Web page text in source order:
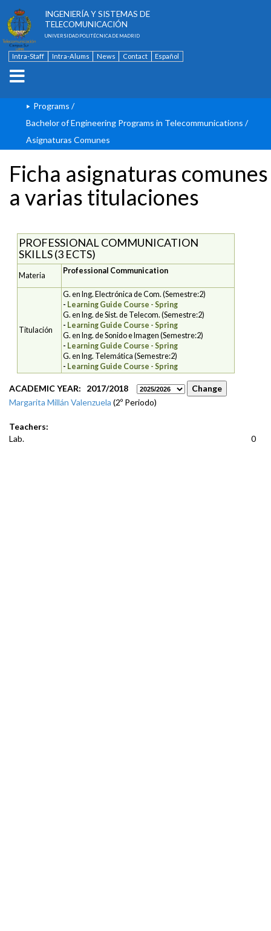
INGENIERÍA Y SISTEMAS DE
TELECOMUNICACIÓN
UNIVERSIDAD POLITÉCNICA DE MADRID
Intra-Staff Intra-Alums News Contact Español
Programs /
Bachelor of Engineering Programs in Telecommunications /
Asignaturas Comunes
Ficha asignaturas comunes
a varias titulaciones
PROFESSIONAL COMMUNICATION
SKILLS (3 ECTS)
Materia
Professional Communication
Titulación
G. en Ing. Electrónica de Com. (Semestre:2)
- Learning Guide Course - Spring
G. en Ing. de Sist. de Telecom. (Semestre:2)
- Learning Guide Course - Spring
G. en Ing. de Sonido e Imagen (Semestre:2)
- Learning Guide Course - Spring
G. en Ing. Telemática (Semestre:2)
- Learning Guide Course - Spring
ACADEMIC YEAR: 2017/2018
Margarita Millán Valenzuela (2º Periodo)
Teachers:
Lab.
0